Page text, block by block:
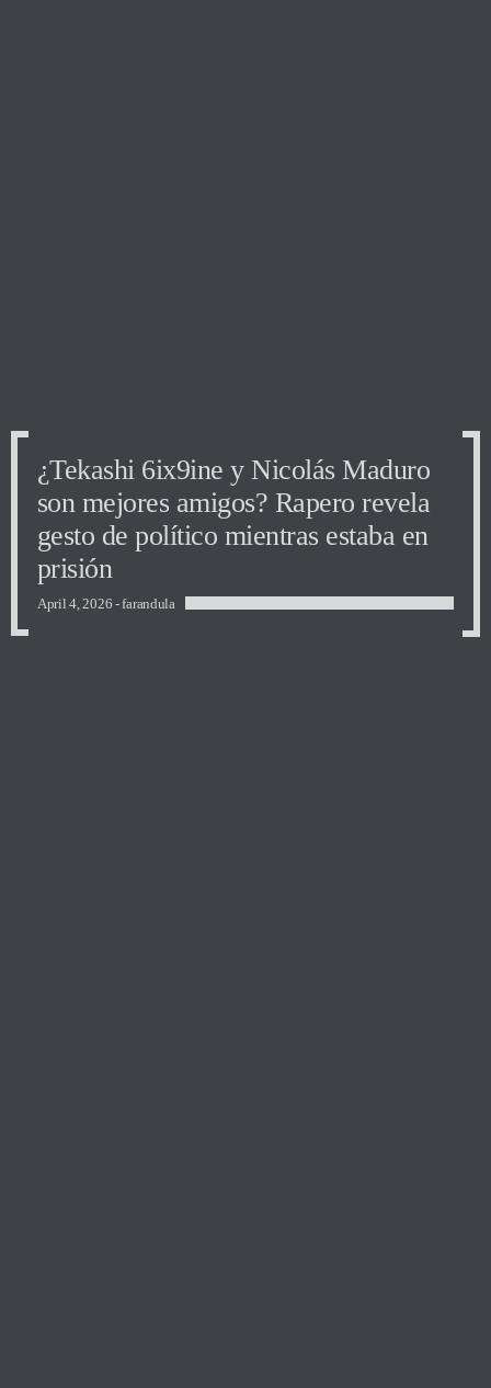
¿Tekashi 6ix9ine y Nicolás Maduro
son mejores amigos? Rapero revela
gesto de político mientras estaba en
prisión
April 4, 2026 -farandula